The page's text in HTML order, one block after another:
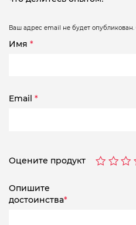
Ваш адрес email не будет опубликован.
Имя *
Email *
Оцените продукт
Опишите
достоинства*